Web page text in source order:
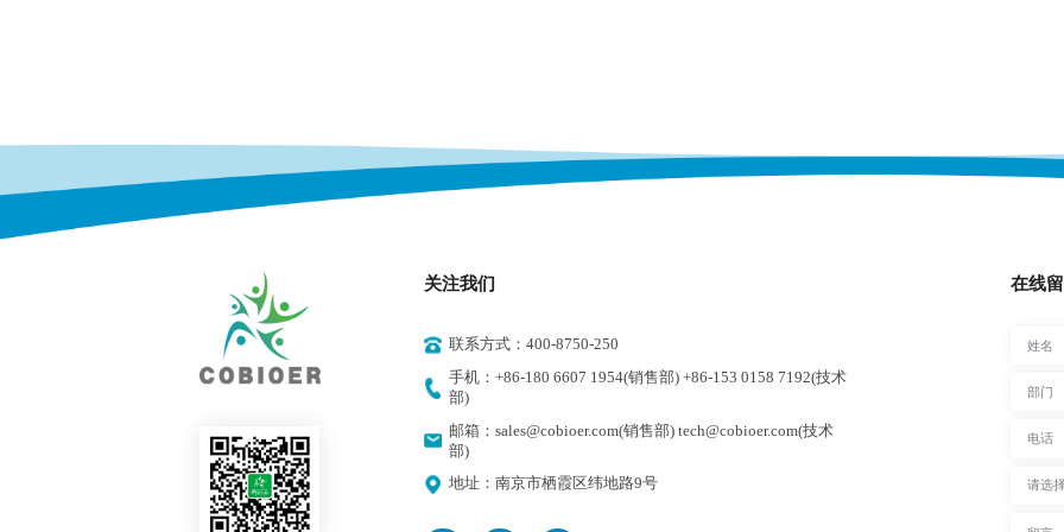
关注我们
联系方式：400-8750-250
手机：+86-180 6607 1954(销售部) +86-153 0158 7192(技术
部)
邮箱：sales@cobioer.com(销售部) tech@cobioer.com(技术
部)
地址：南京市栖霞区纬地路9号
在线